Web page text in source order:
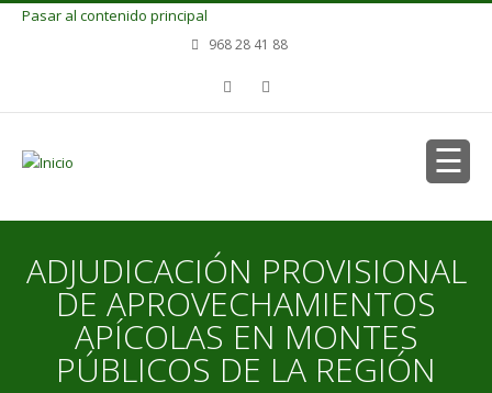
Pasar al contenido principal
968 28 41 88
ADJUDICACIÓN PROVISIONAL
DE APROVECHAMIENTOS
APÍCOLAS EN MONTES
PÚBLICOS DE LA REGIÓN